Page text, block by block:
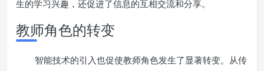
生的学习兴趣，还促进了信息的互相交流和分享。
教师角色的转变
智能技术的引入也促使教师角色发生了显著转变。从传